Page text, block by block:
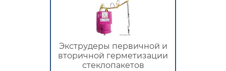
Экструдеры первичной и
вторичной герметизации
стеклопакетов